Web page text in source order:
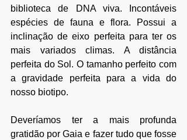
biblioteca de DNA viva. Incontáveis
espécies de fauna e flora. Possui a
inclinação de eixo perfeita para ter os
mais variados climas. A distância
perfeita do Sol. O tamanho perfeito com
a gravidade perfeita para a vida do
nosso biotipo.
Deveríamos ter a mais profunda
gratidão por Gaia e fazer tudo que fosse